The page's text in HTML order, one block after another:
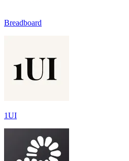
Breadboard
1UI